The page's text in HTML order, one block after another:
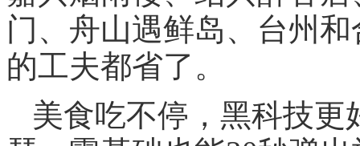
门、舟山遇鲜岛、台州
的工夫都省了。
美食吃不停，黑科技